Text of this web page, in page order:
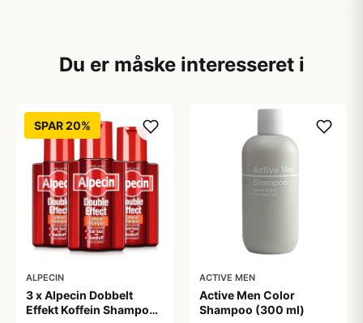
Du er måske interesseret i
SPAR 20%
ALPECIN
3 x Alpecin Dobbelt
Effekt Koffein Shampoo
ACTIVE MEN
Active Men Color
Shampoo (300 ml)